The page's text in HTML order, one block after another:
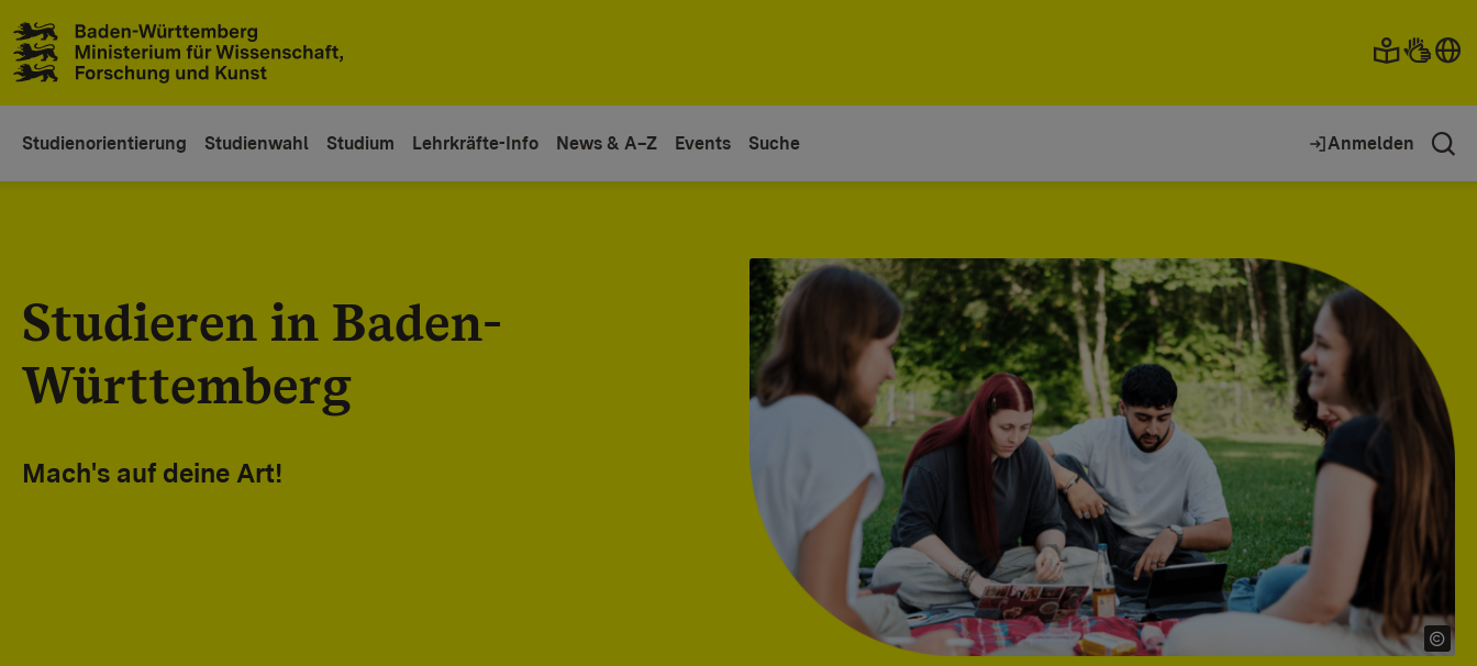
Studienorientierung Studienwahl Studium Lehrkräfte-Info News & A–Z Events Suche Anmelden
Studieren in Baden-
Württemberg
Mach's auf deine Art!